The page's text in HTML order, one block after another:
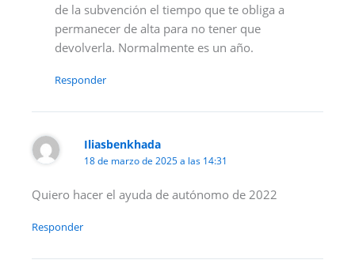
de la subvención el tiempo que te obliga a
permanecer de alta para no tener que
devolverla. Normalmente es un año.
Responder
Iliasbenkhada
18 de marzo de 2025 a las 14:31
Quiero hacer el ayuda de autónomo de 2022
Responder